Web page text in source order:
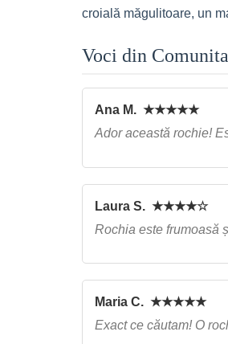
croială măgulitoare, un
Voci din
Ana M. ★★★★★
Ador această rochie!
Laura S. ★★★★☆
Rochia este frumoasă
Maria C. ★★★★★
Exact ce căutam! O